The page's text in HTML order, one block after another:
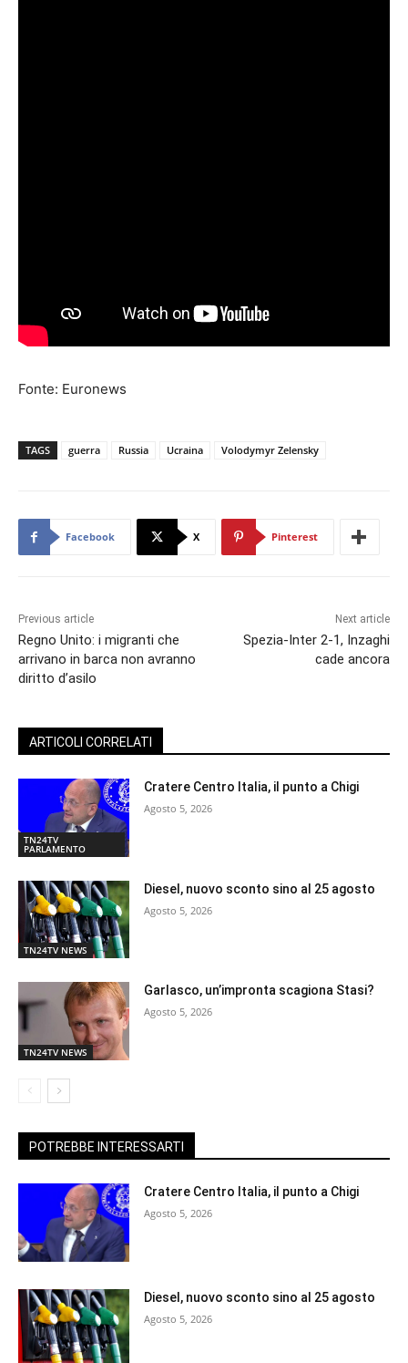
Fonte: Euronews
TAGS guerra Russia Ucraina Volodymyr Zelensky
Facebook X Pinterest
Previous article
Regno Unito: i migranti che
arrivano in barca non avranno
diritto d’asilo
Next article
Spezia-Inter 2-1, Inzaghi
cade ancora
ARTICOLI CORRELATI
TN24TV
PARLAMENTO
Cratere Centro Italia, il punto a Chigi
Agosto 5, 2026
TN24TV NEWS
Diesel, nuovo sconto sino al 25 agosto
Agosto 5, 2026
TN24TV NEWS
Garlasco, un’impronta scagiona Stasi?
Agosto 5, 2026
POTREBBE INTERESSARTI
Cratere Centro Italia, il punto a Chigi
Agosto 5, 2026
Diesel, nuovo sconto sino al 25 agosto
Agosto 5, 2026